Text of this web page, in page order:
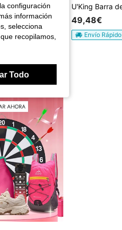
49,48€
Envío Rápido
configuración
información
selecciona
recopilamos,
Todo